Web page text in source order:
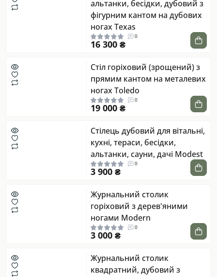
альтанки, бесідки, дубовий з
фігурним кантом на дубових
ногах Texas
0
16 300 ₴
Стіл горіховий (зрощений) з
прямим кантом на металевих
ногах Toledo
0
19 000 ₴
Стілець дубовий для вітальні,
кухні, тераси, бесідки,
альтанки, сауни, дачі Modest
0
3 900 ₴
Журнальний столик
горіховий з дерев'яними
ногами Modern
0
3 000 ₴
Журнальний столик
квадратний, дубовий з